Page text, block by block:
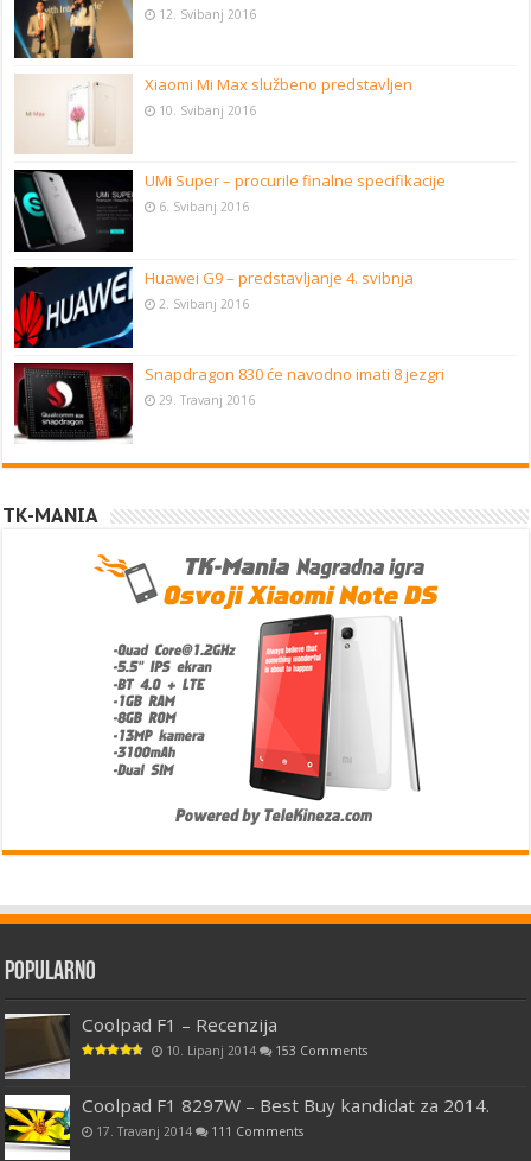
12. Svibanj 2016
Xiaomi Mi Max službeno predstavljen
10. Svibanj 2016
UMi Super – procurile finalne specifikacije
6. Svibanj 2016
Huawei G9 – predstavljanje 4. svibnja
2. Svibanj 2016
Snapdragon 830 će navodno imati 8 jezgri
29. Travanj 2016
TK-MANIA
Popularno
Coolpad F1 – Recenzija
10. Lipanj 2014 153 Comments
Coolpad F1 8297W – Best Buy kandidat za 2014.
17. Travanj 2014 111 Comments